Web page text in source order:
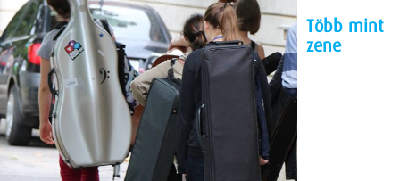
Több mint
zene